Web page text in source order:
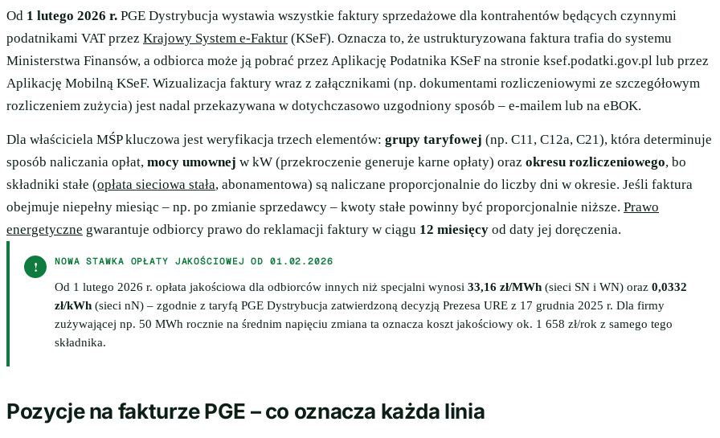
Od 1 lutego 2026 r. PGE Dystrybucja wystawia wszystkie faktury sprzedażowe dla kontrahentów będących czynnymi
podatnikami VAT przez Krajowy System e-Faktur (KSeF). Oznacza to, że ustrukturyzowana faktura trafia do systemu
Ministerstwa Finansów, a odbiorca może ją pobrać przez Aplikację Podatnika KSeF na stronie ksef.podatki.gov.pl lub przez
Aplikację Mobilną KSeF. Wizualizacja faktury wraz z załącznikami (np. dokumentami rozliczeniowymi ze szczegółowym
rozliczeniem zużycia) jest nadal przekazywana w dotychczasowo uzgodniony sposób – e-mailem lub na eBOK.
Dla właściciela MŚP kluczowa jest weryfikacja trzech elementów: grupy taryfowej (np. C11, C12a, C21), która determinuje
sposób naliczania opłat, mocy umownej w kW (przekroczenie generuje karne opłaty) oraz okresu rozliczeniowego, bo
składniki stałe (opłata sieciowa stała, abonamentowa) są naliczane proporcjonalnie do liczby dni w okresie. Jeśli faktura
obejmuje niepełny miesiąc – np. po zmianie sprzedawcy – kwoty stałe powinny być proporcjonalnie niższe. Prawo
energetyczne gwarantuje odbiorcy prawo do reklamacji faktury w ciągu 12 miesięcy od daty jej doręczenia.
! NOWA STAWKA OPŁATY JAKOŚCIOWEJ OD 01.02.2026
Od 1 lutego 2026 r. opłata jakościowa dla odbiorców innych niż specjalni wynosi 33,16 zł/MWh (sieci SN i WN) oraz 0,0332
zł/kWh (sieci nN) – zgodnie z taryfą PGE Dystrybucja zatwierdzoną decyzją Prezesa URE z 17 grudnia 2025 r. Dla firmy
zużywającej np. 50 MWh rocznie na średnim napięciu zmiana ta oznacza koszt jakościowy ok. 1 658 zł/rok z samego tego
składnika.
Pozycje na fakturze PGE – co oznacza każda linia